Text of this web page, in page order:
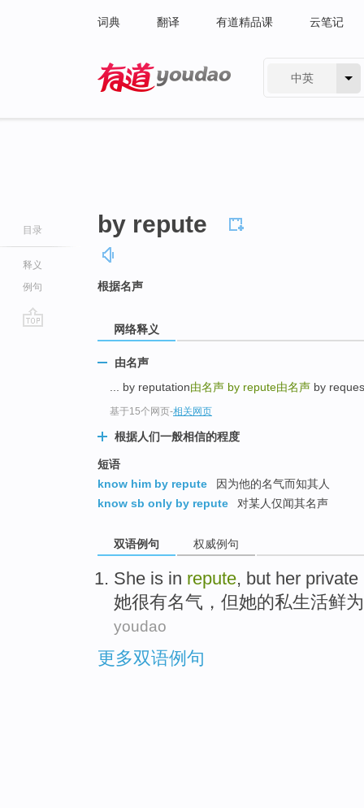
词典 翻译 有道精品课 云笔记
中英
目录
释义
例句
by repute
根据名声
网络释义
由名声
... by reputation由名声 by repute由名声 by
基于15个网页-相关网页
根据人们一般相信的程度
短语
know him by repute
因为他的名气而知其人
know sb only by repute
对某人仅闻其名声
双语例句 权威例句
She is in repute, but her private
她很有名气， 但她的私生活鲜
youdao
更多双语例句